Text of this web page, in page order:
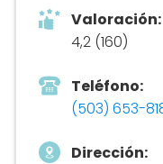
Valoración:
4,2 (160)
Teléfono:
(503) 653-
Dirección: